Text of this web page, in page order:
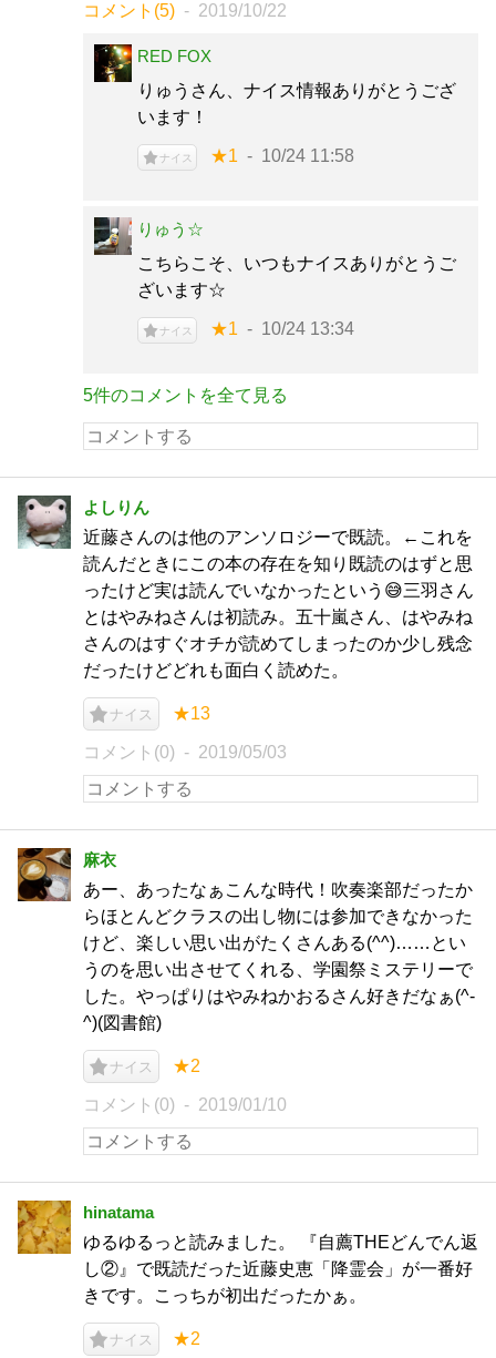
コメント(5) 2019/10/22
RED FOX
りゅうさん、ナイス情報ありがとうござ
います！
ナイス ★1 10/24 11:58
りゅう☆
こちらこそ、いつもナイスありがとうご
ざいます☆
ナイス ★1 10/24 13:34
5件のコメントを全て見る
よしりん
近藤さんのは他のアンソロジーで既読。←これを
読んだときにこの本の存在を知り既読のはずと思
ったけど実は読んでいなかったという😅三羽さん
とはやみねさんは初読み。五十嵐さん、はやみね
さんのはすぐオチが読めてしまったのか少し残念
だったけどどれも面白く読めた。
ナイス ★13
コメント(0) 2019/05/03
麻衣
あー、あったなぁこんな時代！吹奏楽部だったか
らほとんどクラスの出し物には参加できなかった
けど、楽しい思い出がたくさんある(^^)……とい
うのを思い出させてくれる、学園祭ミステリーで
した。やっぱりはやみねかおるさん好きだなぁ(^-
^)(図書館)
ナイス ★2
コメント(0) 2019/01/10
hinatama
ゆるゆるっと読みました。 『自薦THEどんでん返
し②』で既読だった近藤史恵「降霊会」が一番好
きです。こっちが初出だったかぁ。
ナイス ★2